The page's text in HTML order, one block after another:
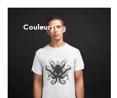
Couleurs